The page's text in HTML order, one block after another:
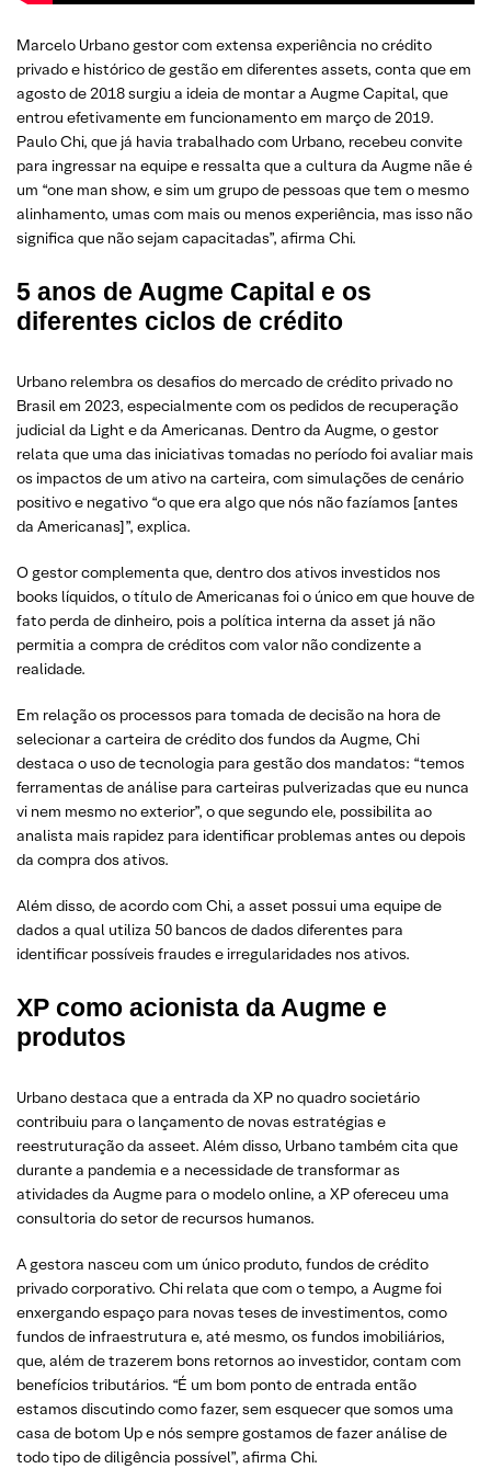
Marcelo Urbano gestor com extensa experiência no crédito
privado e histórico de gestão em diferentes assets, conta que em
agosto de 2018 surgiu a ideia de montar a Augme Capital, que
entrou efetivamente em funcionamento em março de 2019.
Paulo Chi, que já havia trabalhado com Urbano, recebeu convite
para ingressar na equipe e ressalta que a cultura da Augme nãe é
um “one man show, e sim um grupo de pessoas que tem o mesmo
alinhamento, umas com mais ou menos experiência, mas isso não
significa que não sejam capacitadas”, afirma Chi.
5 anos de Augme Capital e os
diferentes ciclos de crédito
Urbano relembra os desafios do mercado de crédito privado no
Brasil em 2023, especialmente com os pedidos de recuperação
judicial da Light e da Americanas. Dentro da Augme, o gestor
relata que uma das iniciativas tomadas no período foi avaliar mais
os impactos de um ativo na carteira, com simulações de cenário
positivo e negativo “o que era algo que nós não fazíamos [antes
da Americanas]”, explica.
O gestor complementa que, dentro dos ativos investidos nos
books líquidos, o título de Americanas foi o único em que houve de
fato perda de dinheiro, pois a política interna da asset já não
permitia a compra de créditos com valor não condizente a
realidade.
Em relação os processos para tomada de decisão na hora de
selecionar a carteira de crédito dos fundos da Augme, Chi
destaca o uso de tecnologia para gestão dos mandatos: “temos
ferramentas de análise para carteiras pulverizadas que eu nunca
vi nem mesmo no exterior”, o que segundo ele, possibilita ao
analista mais rapidez para identificar problemas antes ou depois
da compra dos ativos.
Além disso, de acordo com Chi, a asset possui uma equipe de
dados a qual utiliza 50 bancos de dados diferentes para
identificar possíveis fraudes e irregularidades nos ativos.
XP como acionista da Augme e
produtos
Urbano destaca que a entrada da XP no quadro societário
contribuiu para o lançamento de novas estratégias e
reestruturação da asseet. Além disso, Urbano também cita que
durante a pandemia e a necessidade de transformar as
atividades da Augme para o modelo online, a XP ofereceu uma
consultoria do setor de recursos humanos.
A gestora nasceu com um único produto, fundos de crédito
privado corporativo. Chi relata que com o tempo, a Augme foi
enxergando espaço para novas teses de investimentos, como
fundos de infraestrutura e, até mesmo, os fundos imobiliários,
que, além de trazerem bons retornos ao investidor, contam com
benefícios tributários. “É um bom ponto de entrada então
estamos discutindo como fazer, sem esquecer que somos uma
casa de botom Up e nós sempre gostamos de fazer análise de
todo tipo de diligência possível”, afirma Chi.